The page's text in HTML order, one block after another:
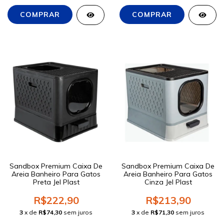
Sandbox Premium Caixa De
Areia Banheiro Para Gatos
Preta Jel Plast
R$222,90
3 x de R$74,30 sem juros
Sandbox Premium Caixa De
Areia Banheiro Para Gatos
Cinza Jel Plast
R$213,90
3 x de R$71,30 sem juros